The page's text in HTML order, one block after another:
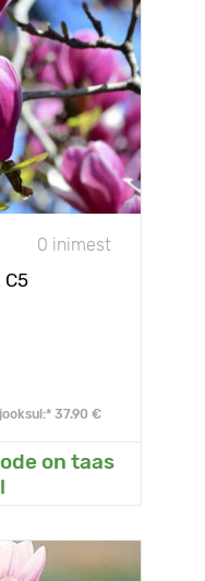
0 inimest
С5
37.90 €
on taas